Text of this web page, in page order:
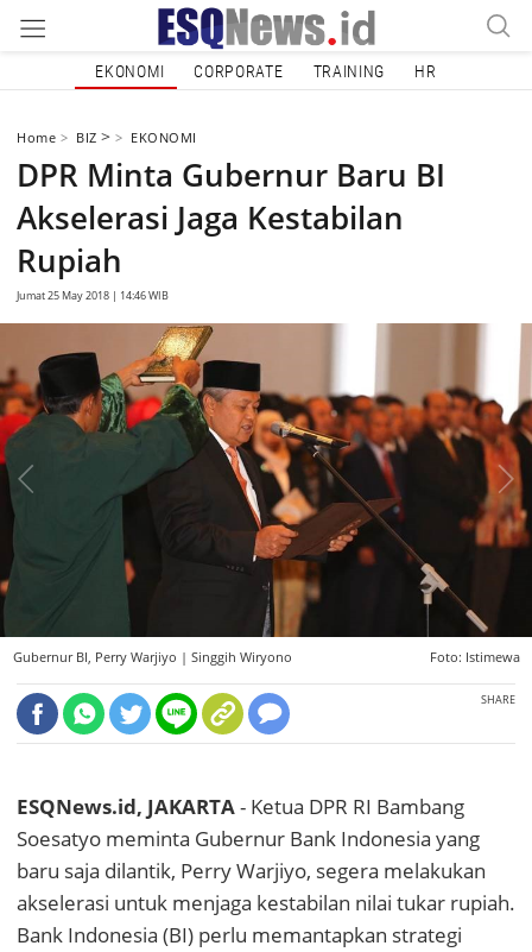
EKONOMI CORPORATE TRAINING HR
Home BIZ> EKONOMI
DPR Minta Gubernur Baru BI
Akselerasi Jaga Kestabilan
Rupiah
Jumat 25 May 2018 | 14:46 WIB
Gubernur BI, Perry Warjiyo | Singgih Wiryono Foto: Istimewa
SHARE
ESQNews.id, JAKARTA- Ketua DPR RI Bambang
Soesatyo meminta Gubernur Bank Indonesia yang
baru saja dilantik, Perry Warjiyo, segera melakukan
akselerasi untuk menjaga kestabilan nilai tukar rupiah.
Bank Indonesia (BI) perlu memantapkan strategi